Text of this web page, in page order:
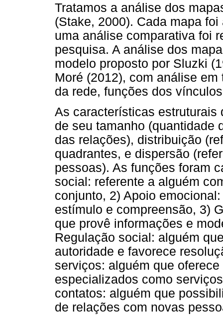
Tratamos a análise dos
(Stake, 2000). Cada mapa
uma análise comparativa foi
pesquisa. A análise dos
modelo proposto por Sluzki
Moré (2012), com análise
da rede, funções dos
As características estruturais
de seu tamanho (quantidade
das relações), distribuição
quadrantes, e dispersão
pessoas). As funções foram
social: referente a alguém
conjunto, 2) Apoio
estímulo e compreensão, 3)
que provê informações e
Regulação social: alguém
autoridade e favorece
serviços: alguém que
especializados como
contatos: alguém que
de relações com novas